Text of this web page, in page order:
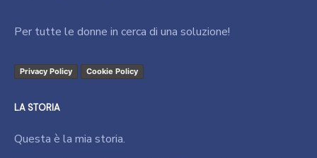
Per tutte le donne in cerca di una soluzione!
Privacy Policy Cookie Policy
LA STORIA
Questa è la mia storia.